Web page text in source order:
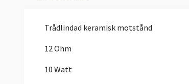
Trådlindad keramisk motstånd
12 Ohm
10 Watt